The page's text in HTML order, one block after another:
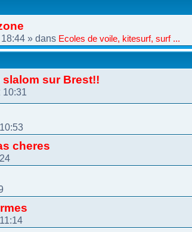
» dans Ecoles de voile, kitesurf, surf ...
sur Brest!!
cheres